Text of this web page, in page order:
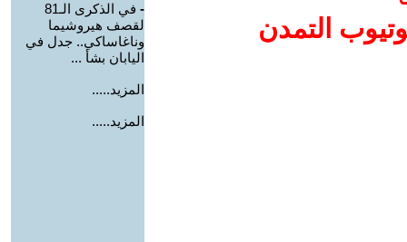
التمدن
-
في الذكرى الـ81
لقصف هيروشيما
وناغاساكي.. جدل في
اليابان بشأ ...
المزيد.....
المزيد.....